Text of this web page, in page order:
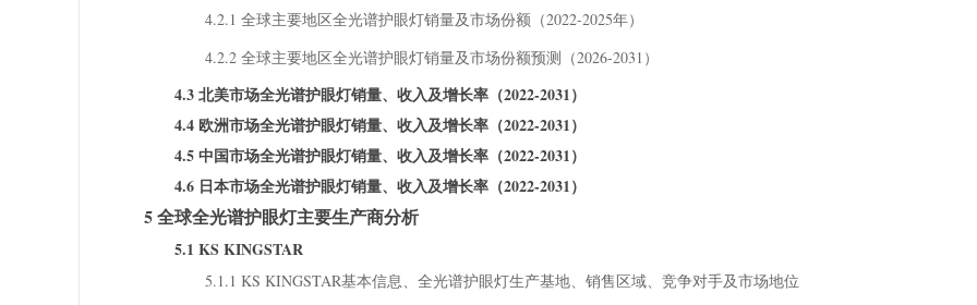
4.2.1 全球主要地区全光谱护眼灯销量及市场份额（2022-2025年）
4.2.2 全球主要地区全光谱护眼灯销量及市场份额预测（2026-2031）
4.3 北美市场全光谱护眼灯销量、收入及增长率（2022-2031）
4.4 欧洲市场全光谱护眼灯销量、收入及增长率（2022-2031）
4.5 中国市场全光谱护眼灯销量、收入及增长率（2022-2031）
4.6 日本市场全光谱护眼灯销量、收入及增长率（2022-2031）
5 全球全光谱护眼灯主要生产商分析
5.1 KS KINGSTAR
5.1.1 KS KINGSTAR基本信息、全光谱护眼灯生产基地、销售区域、竞争对手及市场地位